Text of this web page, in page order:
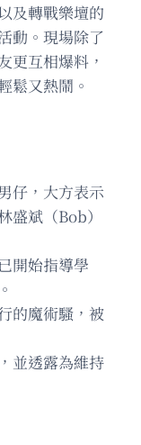
及轉戰樂壇的
動。現場除了
更互相爆料，
鬆又熱鬧。
仔，大方表示
盛斌（Bob）
開始指導學
的魔術騷，被
並透露為維持